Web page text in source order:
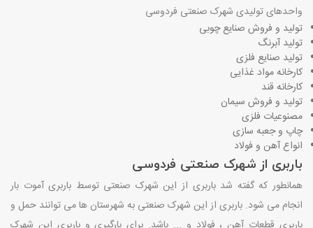
واحدهای تولیدی شهرک صنعتی فردوسی
تولید و فروش صنایع چوبی
تولید آبرنگ
تولید صنایع فلزی
کارخانه مواد غذایی
کارخانه قند
تولید و فروش سیمان
مصنوعیات فلزی
چاپ و جعبه سازی
انواع آهن و فولاد
باربری از شهرک صنعتی فردوسی
همانطور که گفته شد باربری از این شهرک صنعتی توسط باربری آموت بار
انجام می شود. باربری از این شهرک صنعتی به شهرستان ها می توانند حمل و